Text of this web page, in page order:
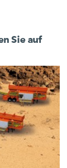
Sie auf